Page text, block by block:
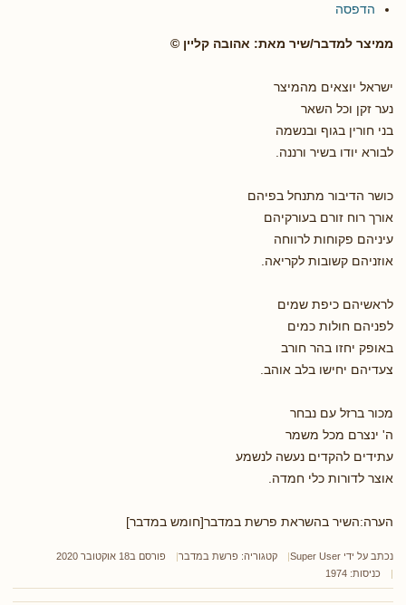
הדפסה
ממיצר למדבר/שיר מאת: אהובה קליין ©
ישראל יוצאים מהמיצר
נער זקן וכל השאר
בני חורין בגוף ובנשמה
לבורא יודו בשיר ורננה.
כושר הדיבור מתנחל בפיהם
אורך רוח זורם בעורקיהם
עיניהם פקוחות לרווחה
אוזניהם קשובות לקריאה.
לראשיהם כיפת שמים
לפניהם חולות כמים
באופק יחזו בהר חורב
צעדיהם יחישו בלב אוהב.
מכור ברזל עם נבחר
ה' ינצרם מכל משמר
עתידים להקדים נעשה לנשמע
אוצר לדורות כלי חמדה.
הערה:השיר בהשראת פרשת במדבר[חומש במדבר]
נכתב על ידי Super User קטגוריה: פרשת במדבר
פורסם ב18 אוקטובר 2020
כניסות: 1974